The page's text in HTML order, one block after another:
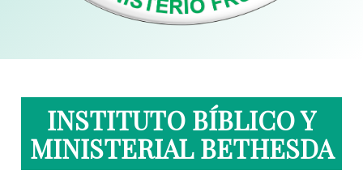
INSTITUTO BÍBLICO Y
MINISTERIAL BETHESDA